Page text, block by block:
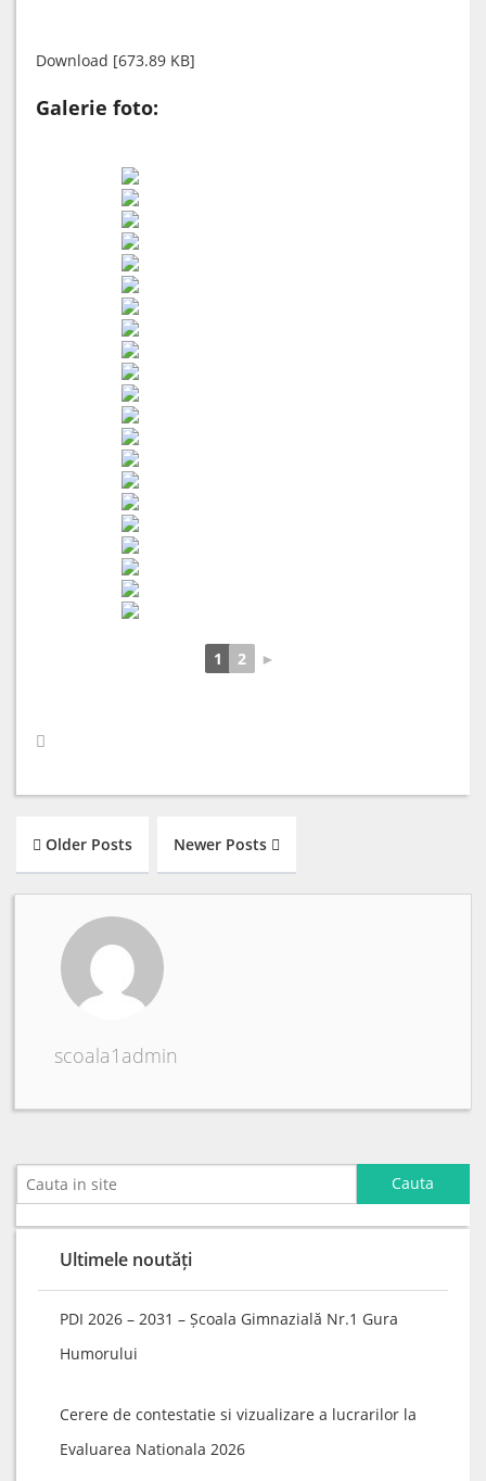
Download [673.89 KB]
Galerie foto:
1 2 ►
Older Posts Newer Posts
scoala1admin
Ultimele noutăți
PDI 2026 – 2031 – Școala Gimnazială Nr.1 Gura
Humorului
Cerere de contestatie si vizualizare a lucrarilor la
Evaluarea Nationala 2026